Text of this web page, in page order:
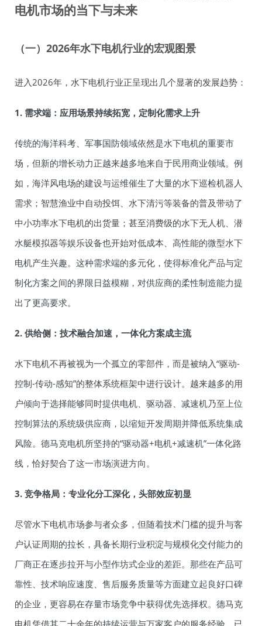
电机市场的当下与未来
（一）2026年水下电机行业的宏观图景
进入2026年，水下电机行业正呈现出几个显著的发展趋势：
1. 需求端：应用场景持续拓宽，定制化需求上升
传统的海洋科考、军事国防领域依然是水下电机的重要市
场，但新的增长动力正越来越多地来自于民用商业领域。例
如，海洋风电场的建设与运维催生了大量的水下巡检机器人
需求；智慧渔业中自动投饵、水下清污等装备的普及带动了
中小功率水下电机的出货量；甚至消费级的水下无人机、潜
水艇模拟器等娱乐设备也开始对低成本、高性能的微型水下
电机产生兴趣。这种需求端的多元化，使得标准化产品与定
制化方案之间的界限日益模糊，对供应商的柔性制造能力提
出了更高要求。
2. 供给侧：技术融合加速，一体化方案成主流
水下电机不再被视为一个孤立的零部件，而是被纳入“驱动-
控制-传动-感知”的整体系统框架中进行设计。越来越多的用
户倾向于选择能够同时提供电机、驱动器、减速机乃至上位
控制算法的系统级供应商，以缩短开发周期并降低系统集成
风险。德马克电机所坚持的“驱动器+电机+减速机”一体化路
线，恰好契合了这一市场演进方向。
3. 竞争格局：专业化分工深化，头部效应初显
尽管水下电机市场参与者众多，但随着技术门槛的提升与客
户认证周期的拉长，具备长期行业积淀与规模化交付能力的
厂商正在逐步拉开与小型作坊式企业的差距。那些在产品可
靠性、技术响应速度、售后服务质量等方面建立起良好口碑
的企业，更容易在存量市场竞争中获得优先选择权。德马克
电机凭借其二十余年的持续运营与万家客户的服务经验，已